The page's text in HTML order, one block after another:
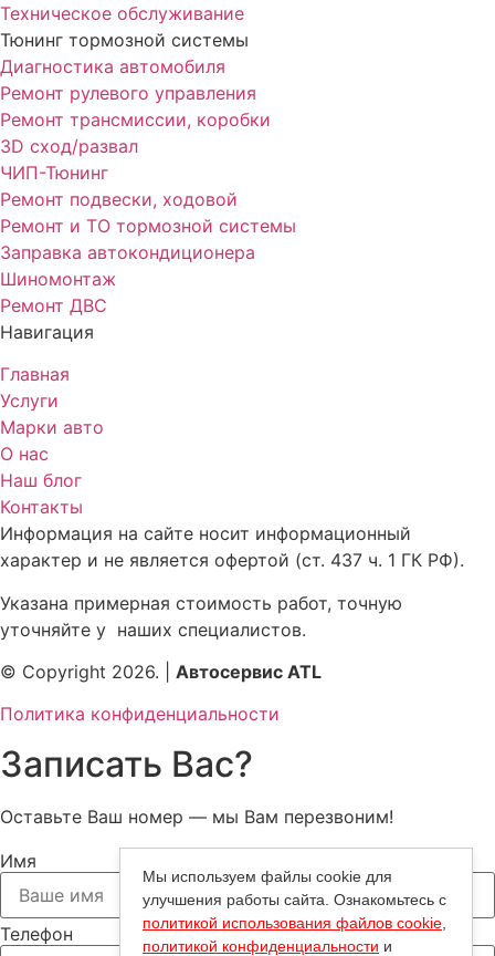
Техническое обслуживание
Тюнинг тормозной системы
Диагностика автомобиля
Ремонт рулевого управления
Ремонт трансмиссии, коробки
3D сход/развал
ЧИП-Тюнинг
Ремонт подвески, ходовой
Ремонт и ТО тормозной системы
Заправка автокондиционера
Шиномонтаж
Ремонт ДВС
Навигация
Главная
Услуги
Марки авто
О нас
Наш блог
Контакты
Информация на сайте носит информационный
характер и не является офертой (ст. 437 ч. 1 ГК РФ).
Указана примерная стоимость работ, точную
уточняйте у наших специалистов.
© Copyright 2026. | Автосервис ATL
Политика конфиденциальности
Мы используем файлы cookie для
улучшения работы сайта. Ознакомьтесь с
политикой использования файлов cookie
политикой конфиденциальности и
Записать Вас?
Оставьте Ваш номер — мы Вам перезвоним!
Имя
Телефон